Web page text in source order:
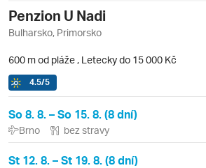
Penzion U Nadi
Bulharsko, Primorsko
600 m od pláže , Letecky do 15 000 Kč
4.5/5
So 8. 8. – So 15. 8. (8 dní)
Brno bez stravy
St 12. 8. – St 19. 8. (8 dní)